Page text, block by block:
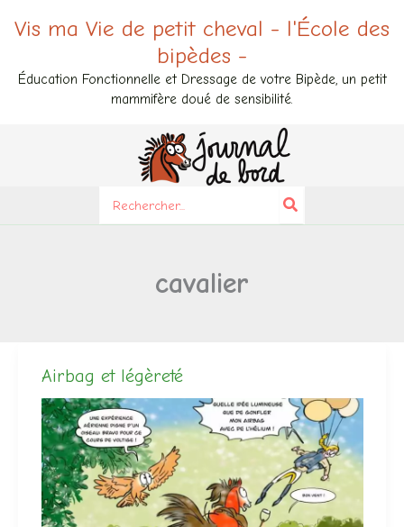
Vis ma Vie de petit cheval - l'École des
bipèdes -
Éducation Fonctionnelle et Dressage de votre Bipède, un petit
mammifère doué de sensibilité.
for:
cavalier
Airbag et légèreté